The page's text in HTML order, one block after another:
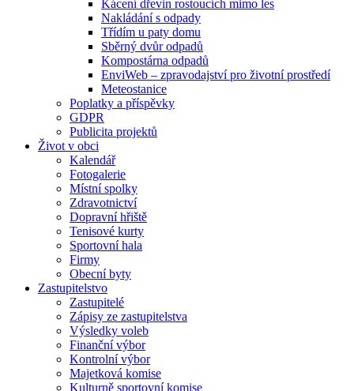
Kácení dřevin rostoucích mimo les
Nakládání s odpady
Třídím u paty domu
Sběrný dvůr odpadů
Kompostárna odpadů
EnviWeb – zpravodajství pro životní prostředí
Meteostanice
Poplatky a příspěvky
GDPR
Publicita projektů
Život v obci
Kalendář
Fotogalerie
Místní spolky
Zdravotnictví
Dopravní hřiště
Tenisové kurty
Sportovní hala
Firmy
Obecní byty
Zastupitelstvo
Zastupitelé
Zápisy ze zastupitelstva
Výsledky voleb
Finanční výbor
Kontrolní výbor
Majetková komise
Kulturně sportovní komise